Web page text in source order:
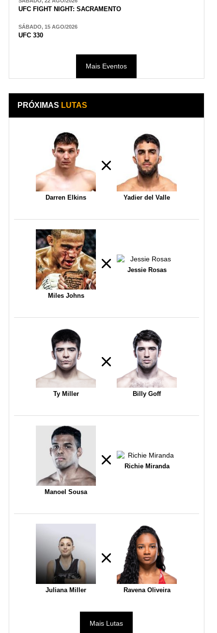
UFC FIGHT NIGHT: SACRAMENTO
SÁBADO, 15 AGO/2026
UFC 330
Mais Eventos
PRÓXIMAS LUTAS
Darren Elkins Yadier del Valle
Miles Johns
Jessie Rosas
Ty Miller Billy Goff
Manoel Sousa
Richie Miranda
Juliana Miller Ravena Oliveira
Mais Lutas